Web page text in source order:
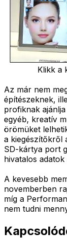
Klikk a
Az már nem
építészeknek,
profiknak
egyéb, kreatív
örömüket
a kiegészítőkről
SD-kártya port
hivatalos
A kevesebb
novemberben
míg a
nem tudni